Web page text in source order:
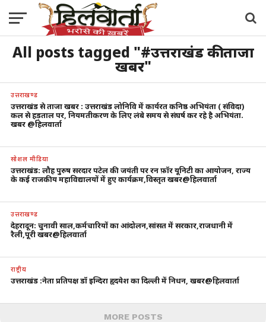
All posts tagged "#उत्तराखंड की ताजा
खबर"
उत्तराखण्ड
उत्तराखंड से ताजा खबर : उत्तराखंड लोनिवि में कार्यरत कनिष्ठ अभियंता ( संविदा)
कल से हड़ताल पर, नियमतीकरण के लिए लंबे समय से संघर्ष कर रहे है अभियंता.
खबर @हिलवार्ता
सोशल मीडिया
उत्तराखंड: लौह पुरुष सरदार पटेल की जयंती पर रन फ़ॉर यूनिटी का आयोजन, राज्य
के कई राजकीय महाविद्यालयों में हुए कार्यक्रम,विस्तृत खबर@हिलवार्ता
उत्तराखण्ड
देहरादून: चुनावी साल,कर्मचारियों का आंदोलन,सांसत में सरकार,राजधानी में
रैली,पूरी खबर@हिलवार्ता
राष्ट्रीय
उत्तराखंड :नेता प्रतिपक्ष डॉ इन्दिरा हृदयेश का दिल्ली में निधन, खबर@हिलवार्ता
MORE POSTS